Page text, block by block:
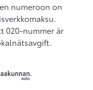
numeroon on
020-nummer är